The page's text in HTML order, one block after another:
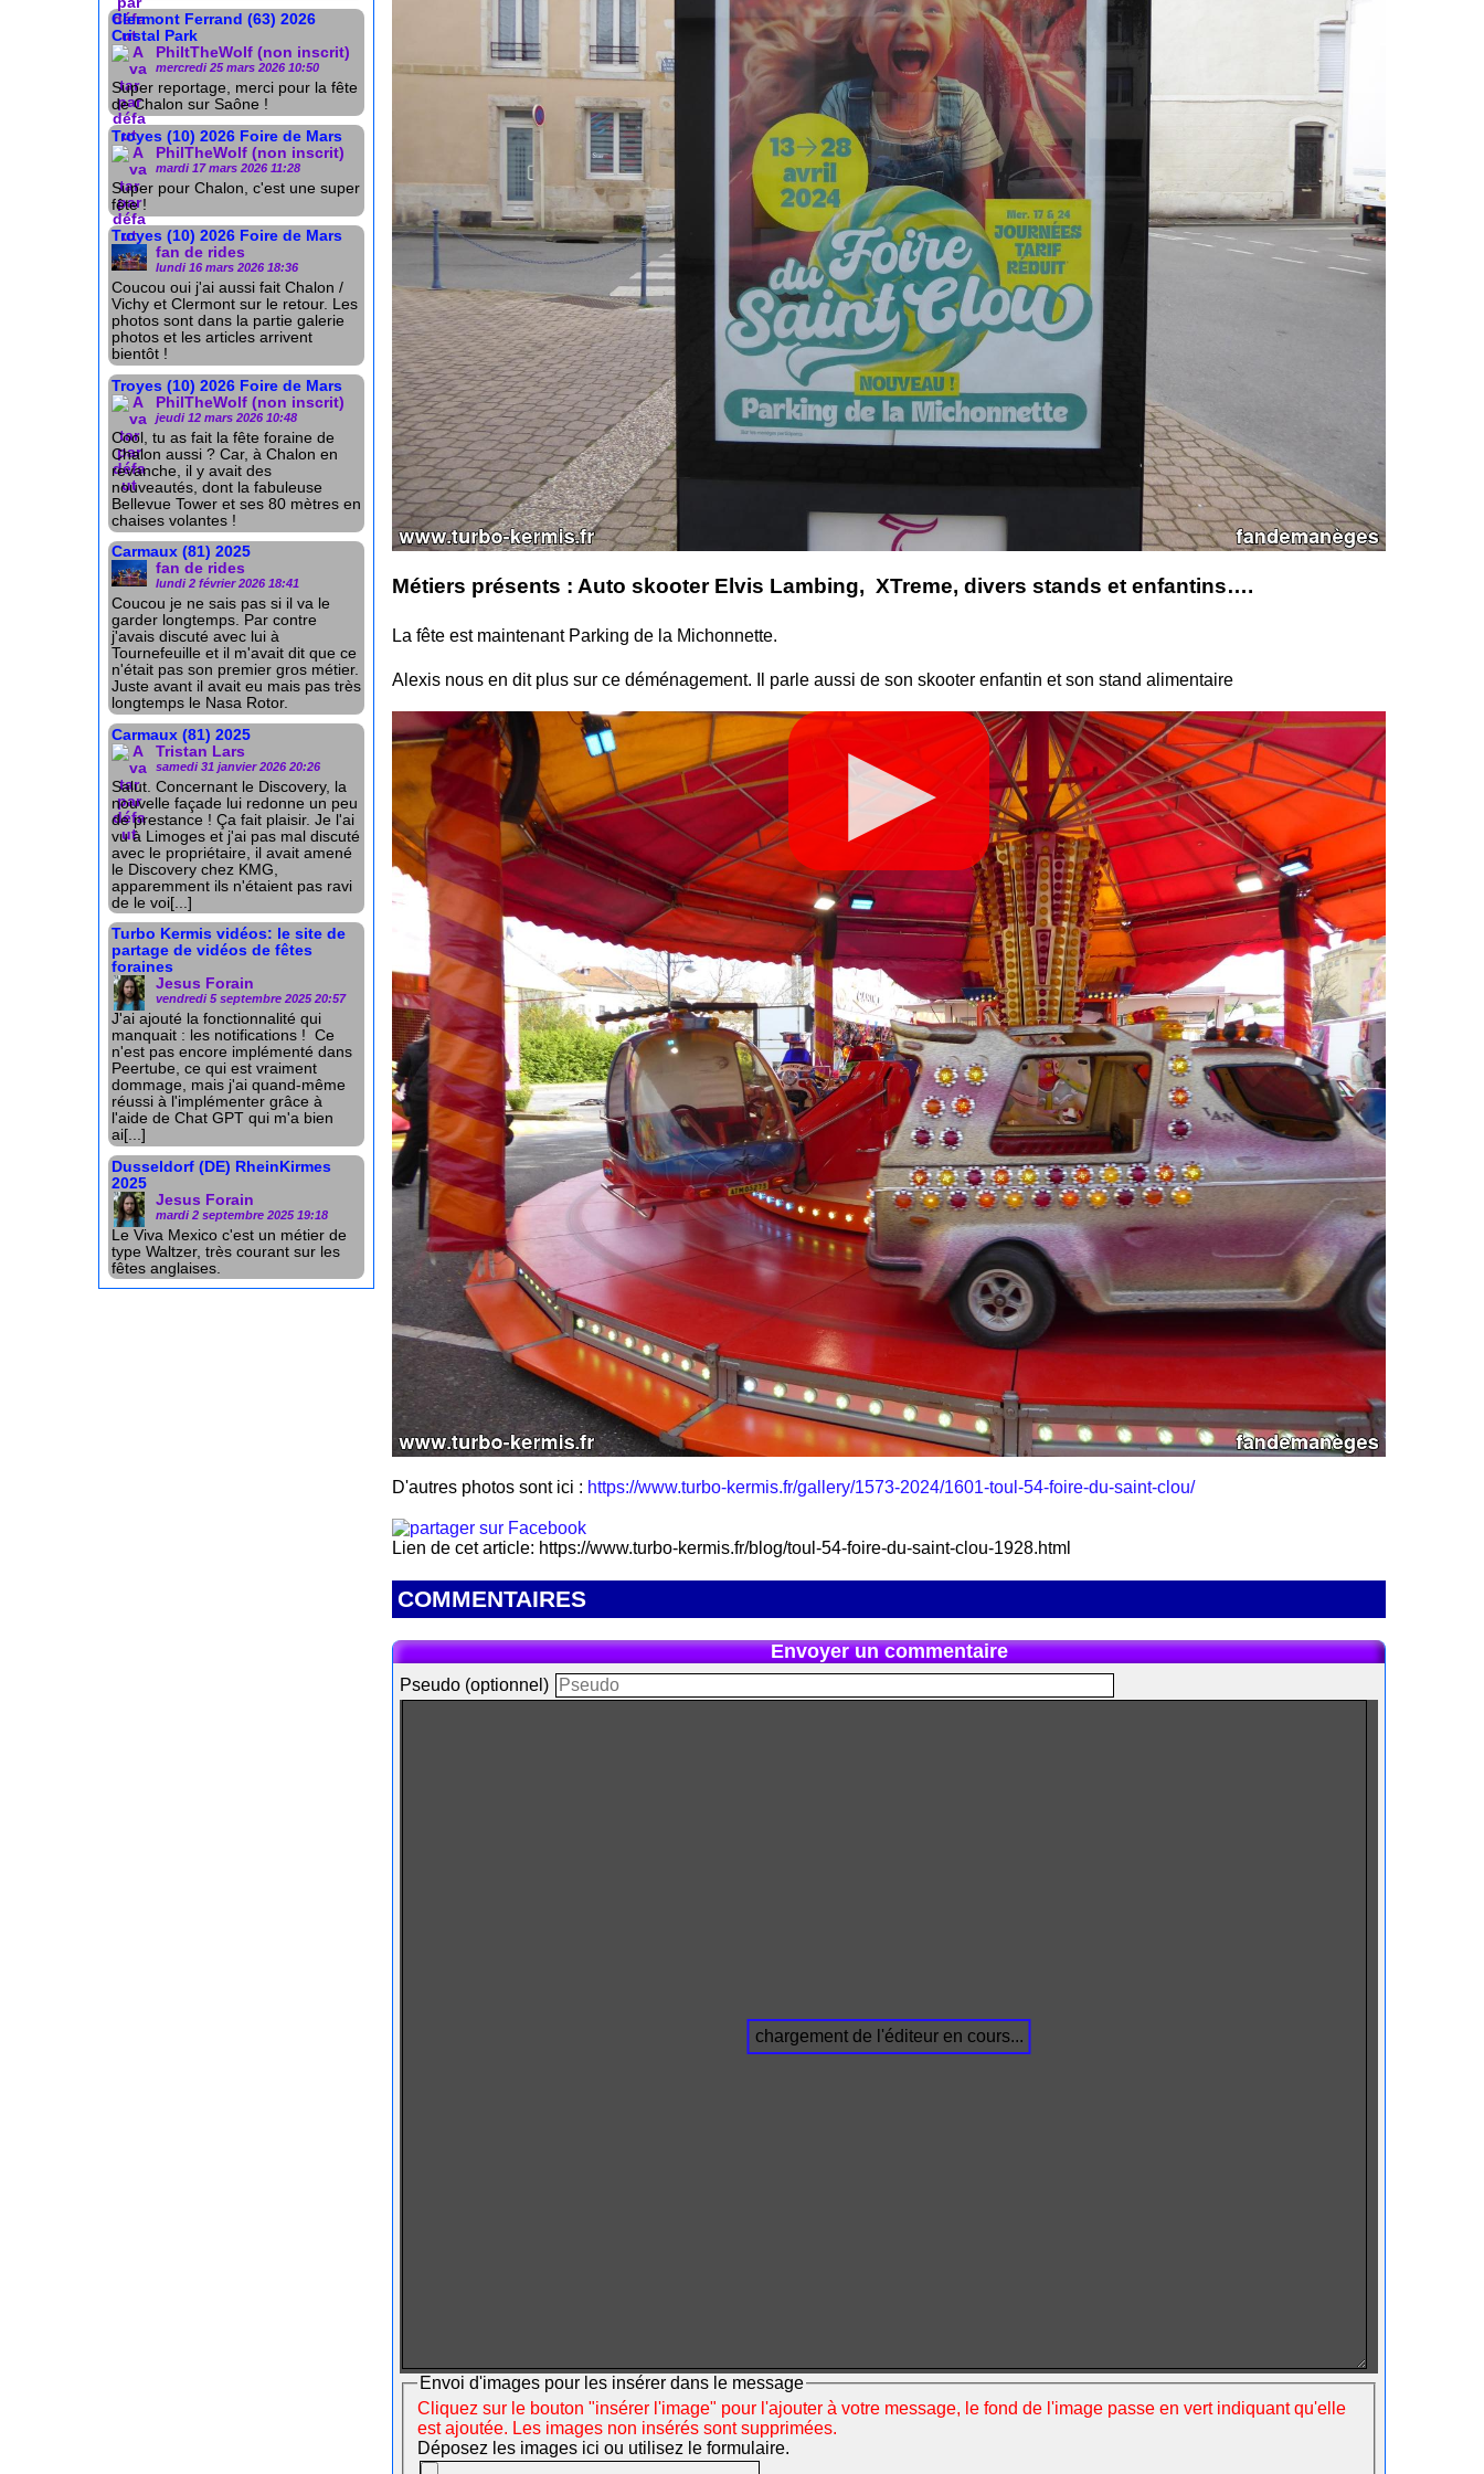
Clermont Ferrand (63) 2026
Cristal Park
PhiltTheWolf (non inscrit)
mercredi 25 mars 2026 10:50
Super reportage, merci pour la fête
de Chalon sur Saône !
Troyes (10) 2026 Foire de Mars
PhilTheWolf (non inscrit)
mardi 17 mars 2026 11:28
Super pour Chalon, c'est une super
fête !
Troyes (10) 2026 Foire de Mars
fan de rides
lundi 16 mars 2026 18:36
Coucou oui j'ai aussi fait Chalon /
Vichy et Clermont sur le retour. Les
photos sont dans la partie galerie
photos et les articles arrivent
bientôt !
Troyes (10) 2026 Foire de Mars
PhilTheWolf (non inscrit)
jeudi 12 mars 2026 10:48
Cool, tu as fait la fête foraine de
Chalon aussi ? Car, à Chalon en
revanche, il y avait des
nouveautés, dont la fabuleuse
Bellevue Tower et ses 80 mètres en
chaises volantes !
Carmaux (81) 2025
fan de rides
lundi 2 février 2026 18:41
Coucou je ne sais pas si il va le
garder longtemps. Par contre
j'avais discuté avec lui à
Tournefeuille et il m'avait dit que ce
n'était pas son premier gros métier.
Juste avant il avait eu mais pas très
longtemps le Nasa Rotor.
Carmaux (81) 2025
Tristan Lars
samedi 31 janvier 2026 20:26
Salut. Concernant le Discovery, la
nouvelle façade lui redonne un peu
de prestance ! Ça fait plaisir. Je l'ai
vu à Limoges et j'ai pas mal discuté
avec le propriétaire, il avait amené
le Discovery chez KMG,
apparemment ils n'étaient pas ravi
de le voi[...]
Turbo Kermis vidéos: le site de
partage de vidéos de fêtes
foraines
Jesus Forain
vendredi 5 septembre 2025 20:57
J'ai ajouté la fonctionnalité qui
manquait : les notifications ! Ce
n'est pas encore implémenté dans
Peertube, ce qui est vraiment
dommage, mais j'ai quand-même
réussi à l'implémenter grâce à
l'aide de Chat GPT qui m'a bien
ai[...]
Dusseldorf (DE) RheinKirmes
2025
Jesus Forain
mardi 2 septembre 2025 19:18
Le Viva Mexico c'est un métier de
type Waltzer, très courant sur les
fêtes anglaises.
Métiers présents : Auto skooter Elvis Lambing, XTreme, divers stands et enfantins….
La fête est maintenant Parking de la Michonnette.
Alexis nous en dit plus sur ce déménagement. Il parle aussi de son skooter enfantin et son stand alimentaire
▶
D'autres photos sont ici : https://www.turbo-kermis.fr/gallery/1573-2024/1601-toul-54-foire-du-saint-clou/
Lien de cet article: https://www.turbo-kermis.fr/blog/toul-54-foire-du-saint-clou-1928.html
COMMENTAIRES
Envoyer un commentaire
Pseudo (optionnel)
chargement de l'éditeur en cours...
Envoi d'images pour les insérer dans le message
Cliquez sur le bouton "insérer l'image" pour l'ajouter à votre message, le fond de l'image passe en vert indiquant qu'elle
est ajoutée. Les images non insérés sont supprimées.
Déposez les images ici ou utilisez le formulaire.